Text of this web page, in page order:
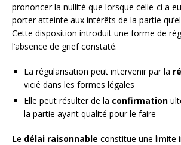
prononcer la nullité que lorsque celle-ci a
porter atteinte aux intérêts de la partie
Cette disposition introduit une forme de
l’absence de grief constaté.
La régularisation peut intervenir par la
vicié dans les formes légales
Elle peut résulter de la confirmation
la partie ayant qualité pour le faire
Le délai raisonnable constitue une limite